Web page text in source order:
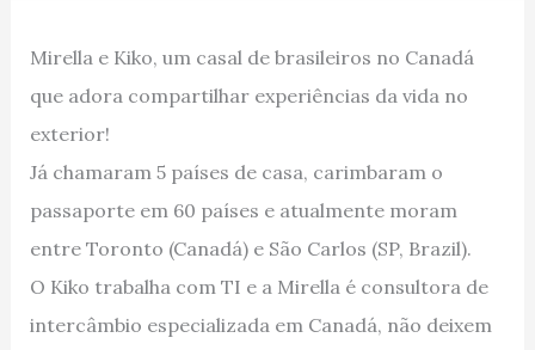
Mirella e Kiko, um casal de brasileiros no Canadá
que adora compartilhar experiências da vida no
exterior!
Já chamaram 5 países de casa, carimbaram o
passaporte em 60 países e atualmente moram
entre Toronto (Canadá) e São Carlos (SP, Brazil).
O Kiko trabalha com TI e a Mirella é consultora de
intercâmbio especializada em Canadá, não deixem